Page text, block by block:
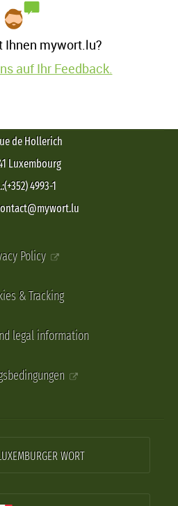
Ihnen mywort.lu?
auf Ihr Feedback.
de Hollerich
Luxembourg
4993-1
Policy
& Tracking
legal information
WORT